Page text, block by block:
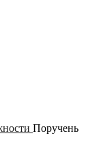
Поручень